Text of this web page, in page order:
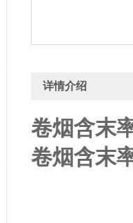
详情介绍
卷烟含末
卷烟含末